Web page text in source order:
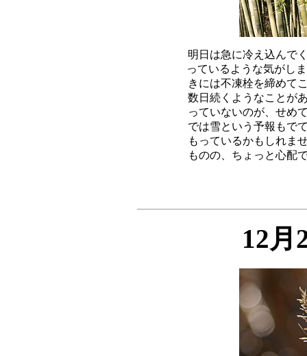
明日は急に冷え込んで
っているような気がし
きには不凍栓を締めて
数日続くようなことが
っていないのが、せめ
では雪という予報もで
もっているかもしれま
12月